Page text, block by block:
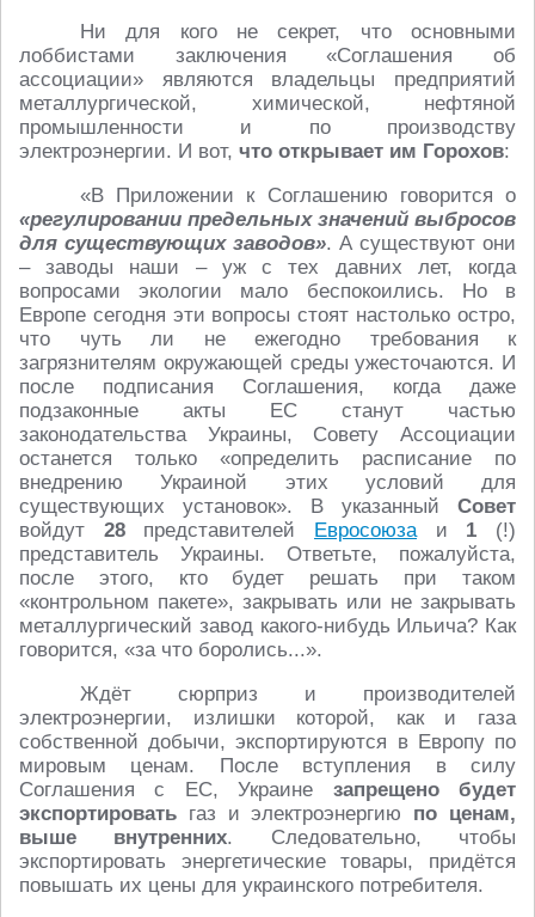
Ни для кого не секрет, что основными
лоббистами заключения «Соглашения об
ассоциации» являются владельцы предприятий
металлургической, химической, нефтяной
промышленности и по производству
электроэнергии. И вот, что открывает им Горохов:
«В Приложении к Соглашению говорится о
«регулировании предельных значений выбросов
для существующих заводов». А существуют они
– заводы наши – уж с тех давних лет, когда
вопросами экологии мало беспокоились. Но в
Европе сегодня эти вопросы стоят настолько остро,
что чуть ли не ежегодно требования к
загрязнителям окружающей среды ужесточаются. И
после подписания Соглашения, когда даже
подзаконные акты ЕС станут частью
законодательства Украины, Совету Ассоциации
останется только «определить расписание по
внедрению Украиной этих условий для
существующих установок». В указанный Совет
войдут 28представителей Евросоюзаи 1 (!)
представитель Украины. Ответьте, пожалуйста,
после этого, кто будет решать при таком
«контрольном пакете», закрывать или не закрывать
металлургический завод какого-нибудь Ильича? Как
говорится, «за что боролись...».
Ждёт сюрприз и производителей
электроэнергии, излишки которой, как и газа
собственной добычи, экспортируются в Европу по
мировым ценам. После вступления в силу
Соглашения с ЕС, Украине запрещено будет
экспортировать газ и электроэнергию по ценам,
выше внутренних. Следовательно, чтобы
экспортировать энергетические товары, придётся
повышать их цены для украинского потребителя.